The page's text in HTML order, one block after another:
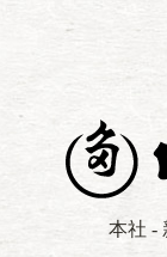
本社 -